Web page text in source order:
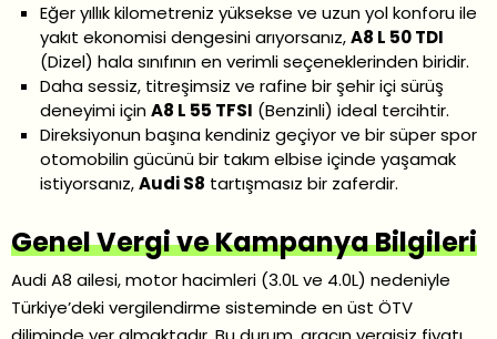
Eğer yıllık kilometreniz yüksekse ve uzun yol konforu ile
yakıt ekonomisi dengesini arıyorsanız,A8 L 50 TDI
(Dizel) hala sınıfının en verimli seçeneklerinden biridir.
Daha sessiz, titreşimsiz ve rafine bir şehir içi sürüş
deneyimi içinA8 L 55 TFSI (Benzinli) ideal tercihtir.
Direksiyonun başına kendiniz geçiyor ve bir süper spor
otomobilin gücünü bir takım elbise içinde yaşamak
istiyorsanız,Audi S8 tartışmasız bir zaferdir.
Genel Vergi ve Kampanya Bilgileri
Audi A8 ailesi, motor hacimleri (3.0L ve 4.0L) nedeniyle
Türkiye’deki vergilendirme sisteminde en üst ÖTV